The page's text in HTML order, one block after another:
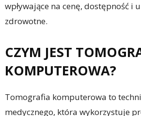
wpływające na cenę, dostępność i
zdrowotne.
CZYM JEST
KOMPUTEROWA?
Tomografia komputerowa to
medycznego, która wykorzystuje